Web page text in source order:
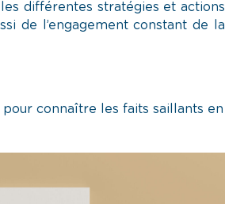
différentes stratégies et actions
de l’engagement constant de la
connaître les faits saillants en